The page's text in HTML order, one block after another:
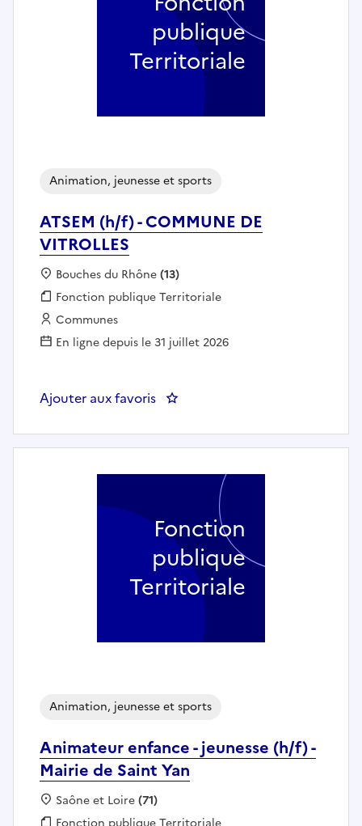
ATSEM (h/f) - COMMUNE DE
VITROLLES
Animation, jeunesse et sports
Localisation :
Bouches du Rhône(13)
Fonction publique :
Fonction publique Territoriale
Employeur :
Communes
En ligne depuis le 31 juillet 2026
Ajouter aux favoris : ATSEM (h/f) - COMMUNE DE
publique
Territoriale
Animateur enfance - jeunesse (h/f) -
Mairie de Saint Yan
Animation, jeunesse et sports
Localisation :
Saône et Loire(71)
Fonction
publique
Territoriale